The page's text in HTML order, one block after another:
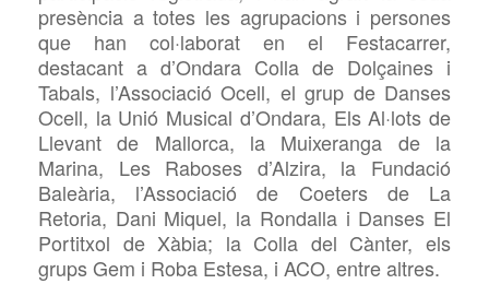
presència a totes les agrupacions i persones
que han col·laborat en el Festacarrer,
destacant a d’Ondara Colla de Dolçaines i
Tabals, l’Associació Ocell, el grup de Danses
Ocell, la Unió Musical d’Ondara, Els Al·lots de
Llevant de Mallorca, la Muixeranga de la
Marina, Les Raboses d’Alzira, la Fundació
Baleària, l’Associació de Coeters de La
Retoria, Dani Miquel, la Rondalla i Danses El
Portitxol de Xàbia; la Colla del Cànter, els
grups Gem i Roba Estesa, i ACO, entre altres.